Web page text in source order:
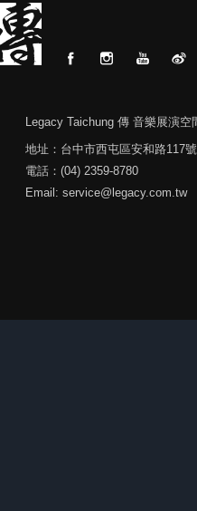
Legacy Taichung 傳 音樂展演空
地址：台中市西屯區安和路117號
電話：(04) 2359-8780
Email: service@legacy.com.tw